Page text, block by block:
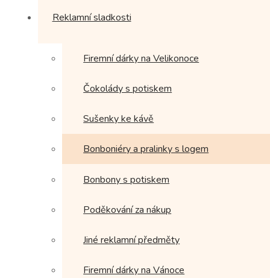
Reklamní sladkosti
Firemní dárky na Velikonoce
Čokolády s potiskem
Sušenky ke kávě
Bonboniéry a pralinky s logem
Bonbony s potiskem
Poděkování za nákup
Jiné reklamní předměty
Firemní dárky na Vánoce